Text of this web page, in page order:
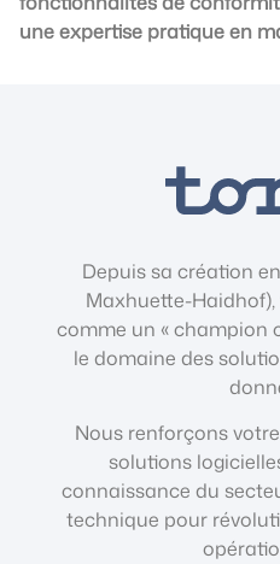
une expertise pratique en
Depuis sa création
Maxhuette-
comme un « champion
le domaine des
Nous renforçons
solutions
connaissance du
technique pour